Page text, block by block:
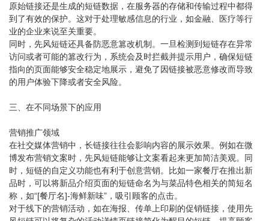
原始链接还是生成的短链数据，在服务器的存储和传输过程中都得
到了有效的保护。这对于处理敏感信息的行业，如金融、医疗等行
业的企业来说至关重要。
同时，先风短链还具备防恶意篡改机制。一旦检测到短链存在异常
访问或者可能的篡改行为，系统会及时拦截并提示用户，确保短链
指向的页面能够安全稳定地展示，避免了因链接被恶意修改而导致
的用户体验下降或者安全风险。
三、在不同场景下的应用
营销推广领域
在社交媒体营销中，长链接往往会影响内容的展示效果。例如在微
博发布营销文案时，先风短链能够让文案看起来更加简洁美观。同
时，短链的自定义功能也有利于创意营销。比如一家餐厅在推出新
品时，可以将新品介绍页面的短链命名为与菜品特色相关的简短名
称，如“[餐厅名]-海鲜新味”，吸引顾客的点击。
对于线下的营销活动，如在海报、传单上印刷的促销链接，使用先